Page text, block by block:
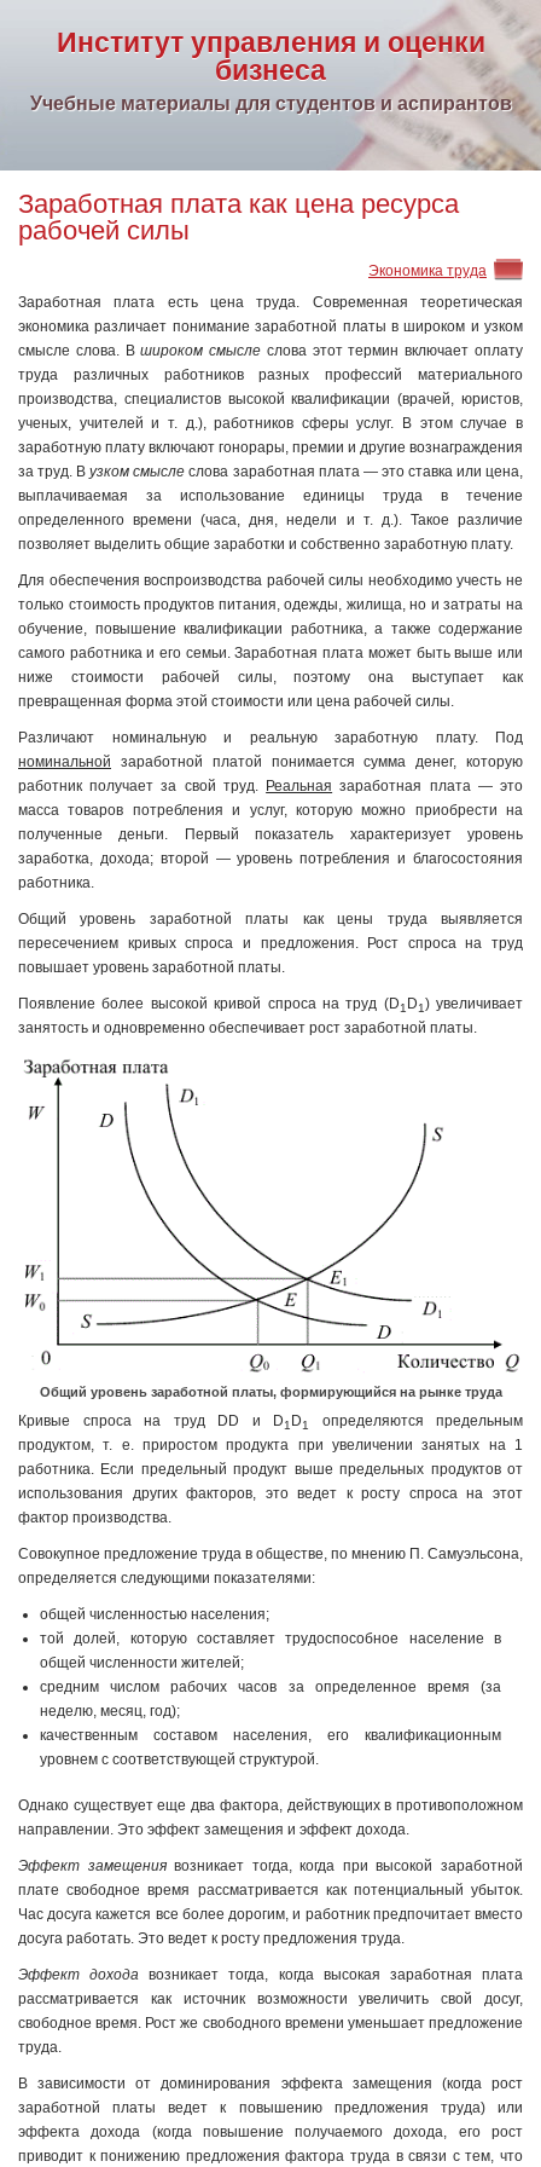
Институт управления и оценки
бизнеса
Учебные материалы для студентов и аспирантов
Заработная плата как цена ресурса
рабочей силы
Экономика труда
Заработная плата есть цена труда. Современная теоретическая
экономика различает понимание заработной платы в широком и узком
смысле слова. Вшироком смысле слова этот термин включает оплату
труда различных работников разных профессий материального
производства, специалистов высокой квалификации (врачей, юристов,
ученых, учителей и т. д.), работников сферы услуг. В этом случае в
заработную плату включают гонорары, премии и другие вознаграждения
за труд. Вузком смысле слова заработная плата — это ставка или цена,
выплачиваемая за использование единицы труда в течение
определенного времени (часа, дня, недели и т. д.). Такое различие
позволяет выделить общие заработки и собственно заработную плату.
Для обеспечения воспроизводства рабочей силы необходимо учесть не
только стоимость продуктов питания, одежды, жилища, но и затраты на
обучение, повышение квалификации работника, а также содержание
самого работника и его семьи. Заработная плата может быть выше или
ниже стоимости рабочей силы, поэтому она выступает как
превращенная форма этой стоимости или цена рабочей силы.
Различают номинальную и реальную заработную плату. Под
номинальной заработной платой понимается сумма денег, которую
работник получает за свой труд. Реальная заработная плата — это
масса товаров потребления и услуг, которую можно приобрести на
полученные деньги. Первый показатель характеризует уровень
заработка, дохода; второй — уровень потребления и благосостояния
работника.
Общий уровень заработной платы как цены труда выявляется
пересечением кривых спроса и предложения. Рост спроса на труд
повышает уровень заработной платы.
Появление более высокой кривой спроса на труд (D1 D1) увеличивает
занятость и одновременно обеспечивает рост заработной платы.
Общий уровень заработной платы, формирующийся на рынке труда
Кривые спроса на труд DD и D1 D1
определяются предельным
продуктом, т. е. приростом продукта при увеличении занятых на 1
работника. Если предельный продукт выше предельных продуктов от
использования других факторов, это ведет к росту спроса на этот
фактор производства.
Совокупное предложение труда в обществе, по мнению П. Самуэльсона,
определяется следующими показателями:
общей численностью населения;
той долей, которую составляет трудоспособное население в
общей численности жителей;
средним числом рабочих часов за определенное время (за
неделю, месяц, год);
качественным составом населения, его квалификационным
уровнем с соответствующей структурой.
Однако существует еще два фактора, действующих в противоположном
направлении. Это эффект замещения и эффект дохода.
Эффект замещениявозникает тогда, когда при высокой заработной
плате свободное время рассматривается как потенциальный убыток.
Час досуга кажется все более дорогим, и работник предпочитает вместо
досуга работать. Это ведет к росту предложения труда.
Эффект дохода возникает тогда, когда высокая заработная плата
рассматривается как источник возможности увеличить свой досуг,
свободное время. Рост же свободного времени уменьшает предложение
труда.
В зависимости от доминирования эффекта замещения (когда рост
заработной платы ведет к повышению предложения труда) или
эффекта дохода (когда повышение получаемого дохода, его рост
приводит к понижению предложения фактора труда в связи с тем, что